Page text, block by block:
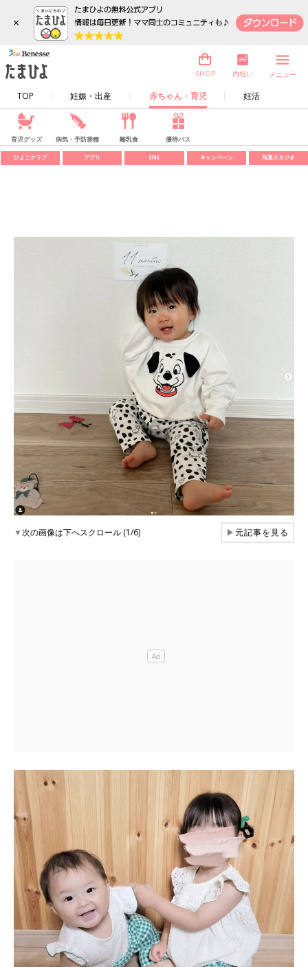
×
TOP 妊娠・出産 赤ちゃん・育児 妊活
SHOP 内祝い メニュー
育児グッズ 病気・予防接種 離乳食 優待パス
ひよこクラブ アプリ SNS キャンペーン 写真スタジオ
▼次の画像は下へスクロール (1/6) ▶元記事を見る